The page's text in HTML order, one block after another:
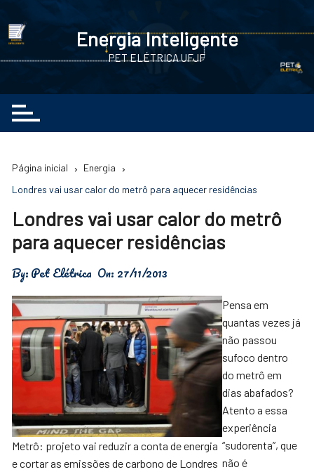
para
conteúdo
Energia Inteligente
PET ELÉTRICA UFJF
Página inicial
Energia
Londres vai usar calor do metrô para aquecer residências
Londres vai usar calor do metrô
para aquecer residências
By:Pet Elétrica On: 27/11/2013
Metrô: projeto vai reduzir a conta de energia
e cortar as emissões de carbono de Londres
Pensa em
quantas vezes já
não passou
sufoco dentro
do metrô em
dias abafados?
Atento a essa
experiência
“sudorenta”, que
não é